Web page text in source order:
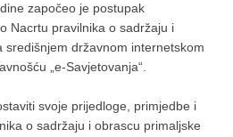
započeo je postupak
Nacrtu pravilnika o sadržaju i
središnjem državnom internetskom
„e-Savjetovanja“.
svoje prijedloge, primjedbe i
o sadržaju i obrascu primaljske